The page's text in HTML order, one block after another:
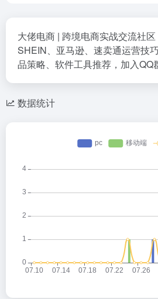
大佬电商 | 跨境电商实战交流社区
SHEIN、亚马逊、速卖通运营技
品策略、软件工具推荐，加入QQ
数据统计